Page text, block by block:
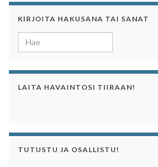
KIRJOITA HAKUSANA TAI SANAT
Search for:
LAITA HAVAINTOSI TIIRAAN!
TUTUSTU JA OSALLISTU!